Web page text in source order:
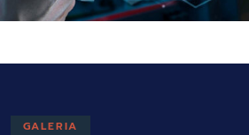
GALERIA